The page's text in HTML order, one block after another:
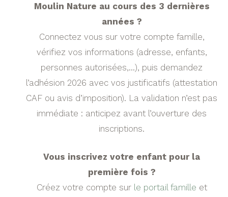
Moulin Nature au cours des 3 dernières
années ?
Connectez vous sur votre compte famille,
vérifiez vos informations (adresse, enfants,
personnes autorisées,…), puis demandez
l’adhésion 2026 avec vos justificatifs (attestation
CAF ou avis d’imposition). La validation n’est pas
immédiate : anticipez avant l’ouverture des
inscriptions.
Vous inscrivez votre enfant pour la
première fois ?
Créez votre compte sur le portail famille et